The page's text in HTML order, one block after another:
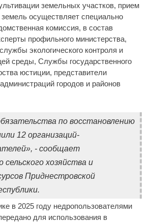
земельных участков, прием
осуществляет специально
комиссия, в состав
профильного министерства,
экологического контроля и
среды, Службы государственного
юстиции, представители
городов и районов
по восстановлению
12 организаций-
- сообщает
хозяйства и
Приднестровской
в 2025 году недропользователями
для использования в